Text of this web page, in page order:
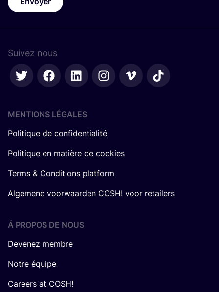
Suivez nous
MENTIONS LÉGALES
Politique de confidentialité
Politique en matière de cookies
Terms & Conditions platform
Algemene voorwaarden COSH! voor retailers
Á PROPOS DE NOUS
Devenez membre
Notre équipe
Careers at COSH!